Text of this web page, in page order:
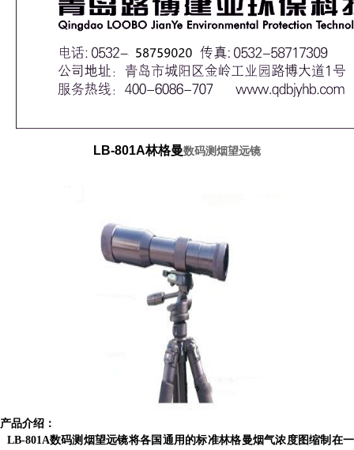
LB-801A林格曼数码测烟望远镜
产品介绍：
LB-801A数码测烟望远镜将各国通用的标准林格曼烟气浓度图缩制在一